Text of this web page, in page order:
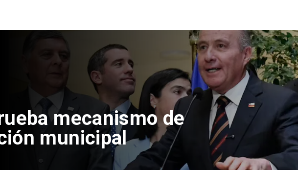
Gobierno amplía
comprar primera
a 6.000 UF y 30